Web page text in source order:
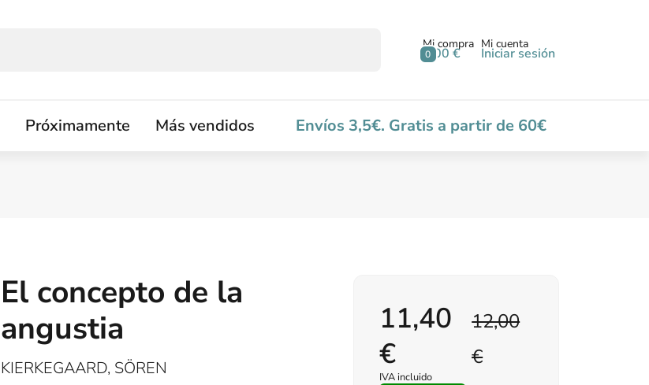
0
Mi compra
0,00 €
Mi cuenta
Iniciar sesión
Próximamente Más vendidos Envíos 3,5€. Gratis a partir de 60€
El concepto de la
angustia
KIERKEGAARD, SÖREN
12,00
€
11,40
€
IVA incluido